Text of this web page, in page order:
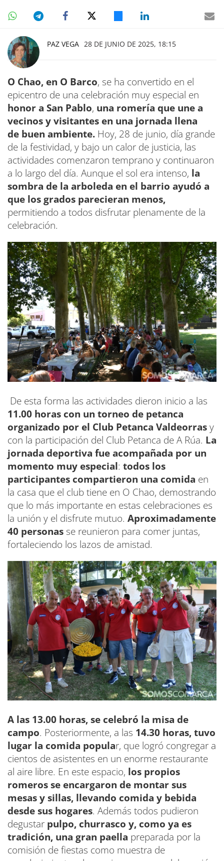
PAZ VEGA 28 DE JUNIO DE 2025, 18:15
O Chao, en O Barco, se ha convertido en el
epicentro de una celebración muy especial en
honor a San Pablo, una romería que une a
vecinos y visitantes en una jornada llena
de buen ambiente. Hoy, 28 de junio, día grande
de la festividad, y bajo un calor de justicia, las
actividades comenzaron temprano y continuaron
a lo largo del día. Aunque el sol era intenso, la
sombra de la arboleda en el barrio ayudó a
que los grados parecieran menos,
permitiendo a todos disfrutar plenamente de la
celebración.
De esta forma las actividades dieron inicio a las
11.00 horas con un torneo de petanca
organizado por el Club Petanca Valdeorrasy
con la participación del Club Petanca de A Rúa. La
jornada deportiva fue acompañada por un
momento muy especial: todos los
participantes compartieron una comida en
la casa que el club tiene en O Chao, demostrando
que lo más importante en estas celebraciones es
la unión y el disfrute mutuo. Aproximadamente
40 personas se reunieron para comer juntas,
fortaleciendo los lazos de amistad.
A las 13.00 horas, se celebró la misa de
campo. Posteriormente, a las 14.30 horas, tuvo
lugar la comida popular, que logró congregar a
cientos de asistentes en un enorme restaurante
al aire libre. En este espacio, los propios
romeros se encargaron de montar sus
mesas y sillas, llevando comida y bebida
desde sus hogares. Además todos pudieron
degustar pulpo, churrasco y, como ya es
tradición, una gran paella preparada por la
comisión de fiestas como muestra de